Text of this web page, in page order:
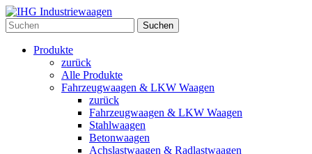
Suchen
Produkte
zurück
Alle Produkte
Fahrzeugwaagen & LKW Waagen
zurück
Fahrzeugwaagen & LKW Waagen
Stahlwaagen
Betonwaagen
Achslastwaagen & Radlastwaagen